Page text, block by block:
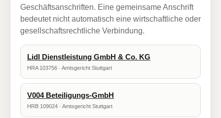
Geschäftsanschriften. Eine gemeinsame Anschrift
bedeutet nicht automatisch eine wirtschaftliche oder
gesellschaftsrechtliche Verbindung.
Lidl Dienstleistung GmbH & Co. KG
HRA 103756 · Amtsgericht Stuttgart
V004 Beteiligungs-GmbH
HRB 109024 · Amtsgericht Stuttgart